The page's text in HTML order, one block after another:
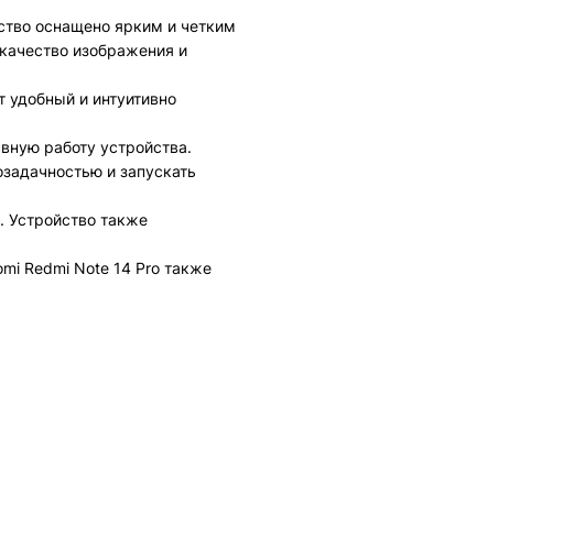
оснащено ярким и четким
изображения и
и интуитивно
работу устройства.
и запускать
Устройство также
Redmi Note 14 Pro также